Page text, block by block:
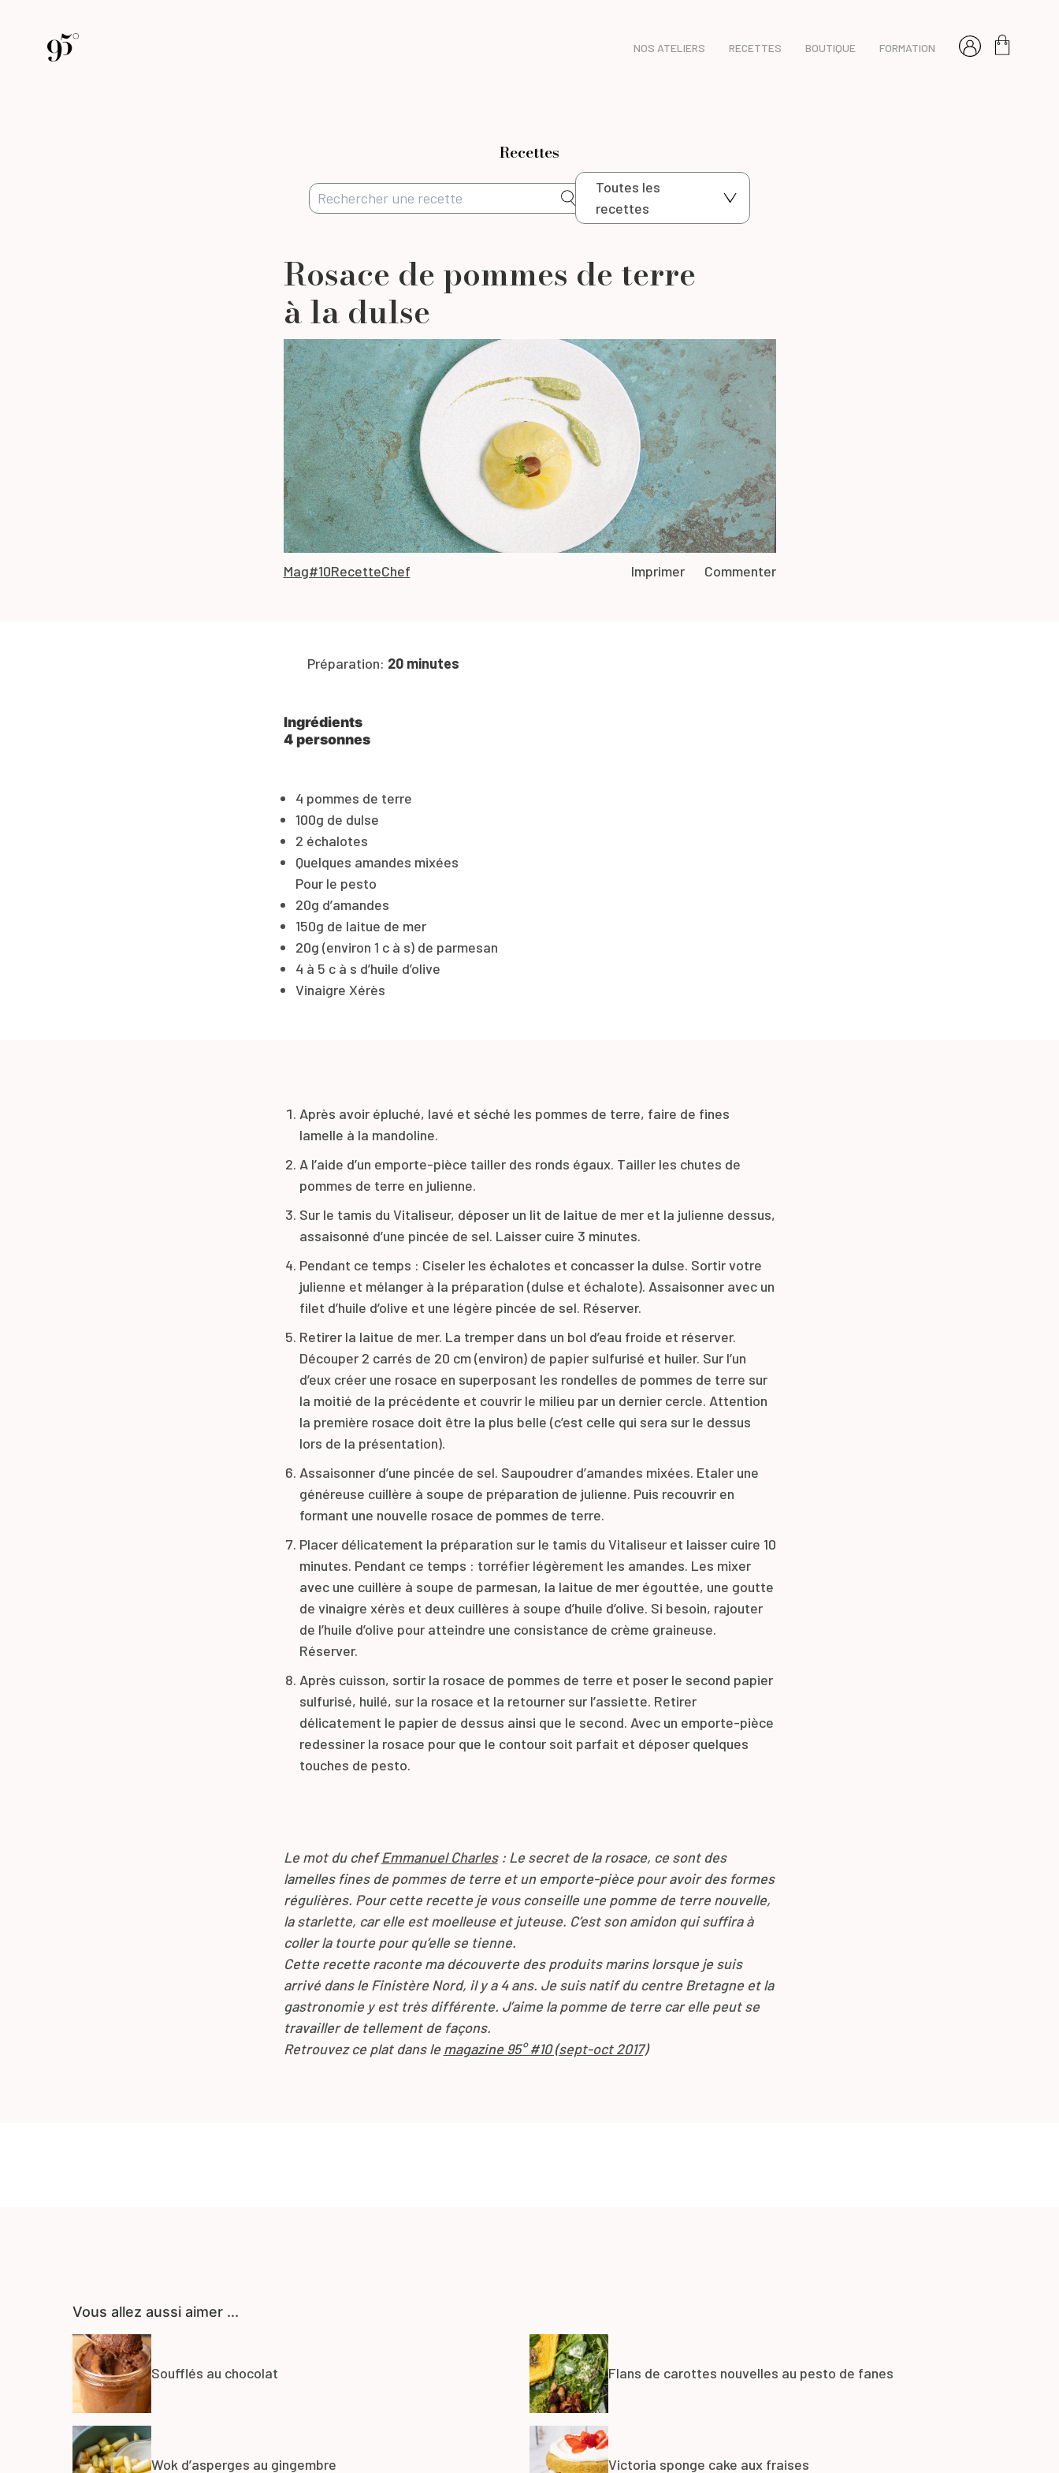
NOS ATELIERS RECETTES BOUTIQUE FORMATION
Recettes
Toutes les
recettes
Rosace de pommes de terre
à la dulse
Mag#10RecetteChef Imprimer Commenter
Préparation: 20 minutes
Ingrédients
4 personnes
4 pommes de terre
100g de dulse
2 échalotes
Quelques amandes mixées
Pour le pesto
20g d’amandes
150g de laitue de mer
20g (environ 1 c à s) de parmesan
4 à 5 c à s d’huile d’olive
Vinaigre Xérès
Après avoir épluché, lavé et séché les pommes de terre, faire de fines
lamelle à la mandoline.
A l’aide d’un emporte-pièce tailler des ronds égaux. Tailler les chutes de
pommes de terre en julienne.
Sur le tamis du Vitaliseur, déposer un lit de laitue de mer et la julienne dessus,
assaisonné d’une pincée de sel. Laisser cuire 3 minutes.
Pendant ce temps : Ciseler les échalotes et concasser la dulse. Sortir votre
julienne et mélanger à la préparation (dulse et échalote). Assaisonner avec un
filet d’huile d’olive et une légère pincée de sel. Réserver.
Retirer la laitue de mer. La tremper dans un bol d’eau froide et réserver.
Découper 2 carrés de 20 cm (environ) de papier sulfurisé et huiler. Sur l’un
d’eux créer une rosace en superposant les rondelles de pommes de terre sur
la moitié de la précédente et couvrir le milieu par un dernier cercle. Attention
la première rosace doit être la plus belle (c’est celle qui sera sur le dessus
lors de la présentation).
Assaisonner d’une pincée de sel. Saupoudrer d’amandes mixées. Etaler une
généreuse cuillère à soupe de préparation de julienne. Puis recouvrir en
formant une nouvelle rosace de pommes de terre.
Placer délicatement la préparation sur le tamis du Vitaliseur et laisser cuire 10
minutes. Pendant ce temps : torréfier légèrement les amandes. Les mixer
avec une cuillère à soupe de parmesan, la laitue de mer égouttée, une goutte
de vinaigre xérès et deux cuillères à soupe d’huile d’olive. Si besoin, rajouter
de l’huile d’olive pour atteindre une consistance de crème graineuse.
Réserver.
Après cuisson, sortir la rosace de pommes de terre et poser le second papier
sulfurisé, huilé, sur la rosace et la retourner sur l’assiette. Retirer
délicatement le papier de dessus ainsi que le second. Avec un emporte-pièce
redessiner la rosace pour que le contour soit parfait et déposer quelques
touches de pesto.
Le mot du chefEmmanuel Charles: Le secret de la rosace, ce sont des
lamelles fines de pommes de terre et un emporte-pièce pour avoir des formes
régulières. Pour cette recette je vous conseille une pomme de terre nouvelle,
la starlette, car elle est moelleuse et juteuse. C’est son amidon qui suffira à
coller la tourte pour qu’elle se tienne.
Cette recette raconte ma découverte des produits marins lorsque je suis
arrivé dans le Finistère Nord, il y a 4 ans. Je suis natif du centre Bretagne et la
gastronomie y est très différente. J’aime la pomme de terre car elle peut se
travailler de tellement de façons.
Retrouvez ce plat dans le magazine 95° #10 (sept-oct 2017)
Vous allez aussi aimer ...
Soufflés au chocolat Flans de carottes nouvelles au pesto de fanes
Wok d’asperges au gingembre Victoria sponge cake aux fraises